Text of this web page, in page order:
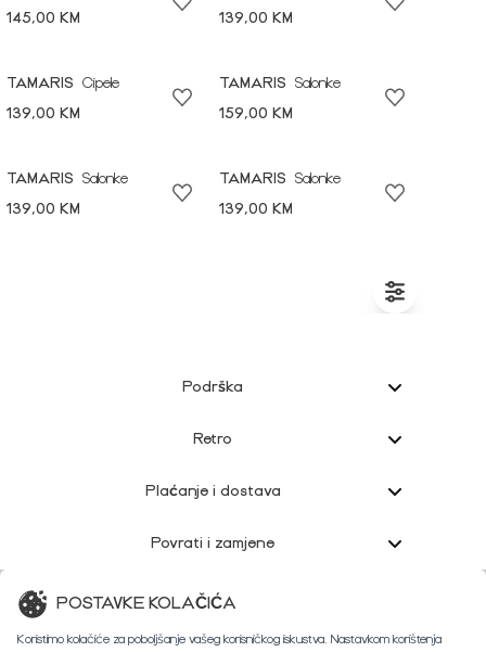
145,00 KM
139,00 KM
TAMARIS
Cipele
139,00 KM
TAMARIS
Salonke
159,00 KM
TAMARIS
Salonke
139,00 KM
TAMARIS
Salonke
139,00 KM
Podrška
Retro
Plaćanje i dostava
Povrati i zamjene
Korisnička podrška
POSTAVKE KOLAČIĆA
Koristimo kolačiće za poboljšanje vašeg korisničkog iskustva. Nastavkom korištenja